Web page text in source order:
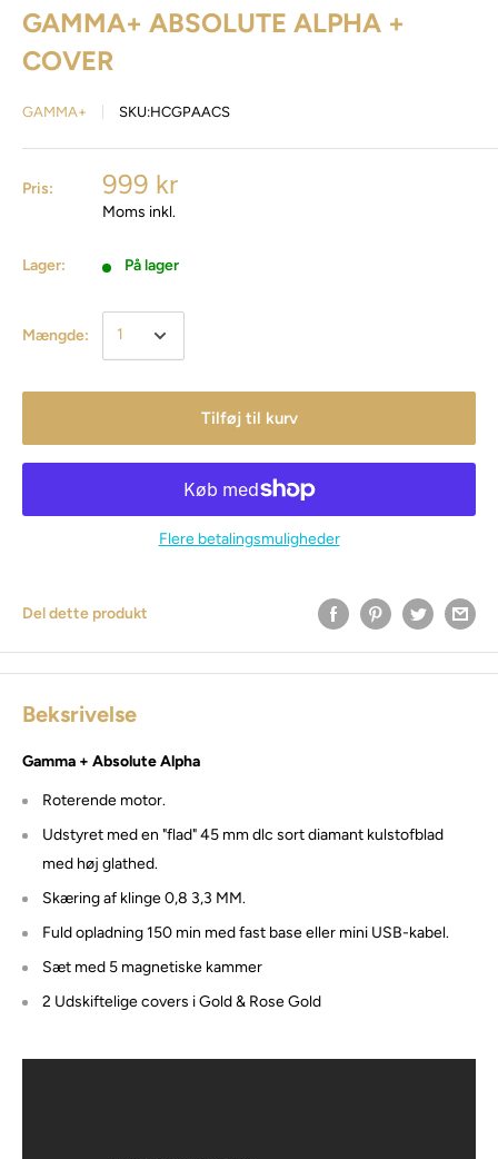
GAMMA+ ABSOLUTE ALPHA +
COVER
GAMMA+ SKU:HCGPAACS
Pris: 999 kr
Moms inkl.
Lager: På lager
Mængde:
Tilføj til kurv
Flere betalingsmuligheder
Del dette produkt
Beksrivelse
Gamma + Absolute Alpha
Roterende motor.
Udstyret med en "flad" 45 mm dlc sort diamant kulstofblad
med høj glathed.
Skæring af klinge 0,8 3,3 MM.
Fuld opladning 150 min med fast base eller mini USB-kabel.
Sæt med 5 magnetiske kammer
2 Udskiftelige covers i Gold & Rose Gold